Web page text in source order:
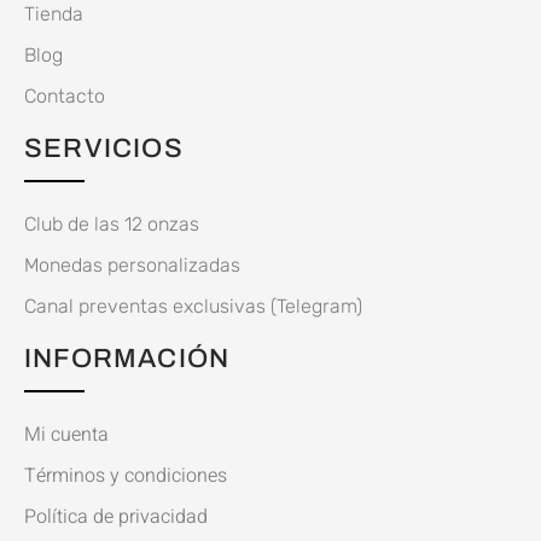
Tienda
Blog
Contacto
SERVICIOS
Club de las 12 onzas
Monedas personalizadas
Canal preventas exclusivas (Telegram)
INFORMACIÓN
Mi cuenta
Términos y condiciones
Política de privacidad